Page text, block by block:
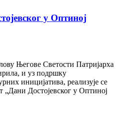
у Оптиној
Његове Светости Патријарха
и уз подршку
иницијатива, реализује се
„Дани Достојевског у Оптиној